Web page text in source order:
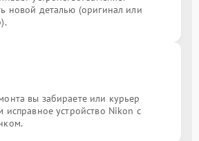
новой деталью (оригинал или
вы забираете или курьер
исправное устройство Nikon с